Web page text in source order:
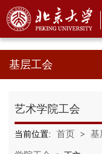
基层工会
艺术学院工会
当前位置: 首页 > 基